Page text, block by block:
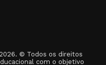
© Todos os direitos
com o objetivo